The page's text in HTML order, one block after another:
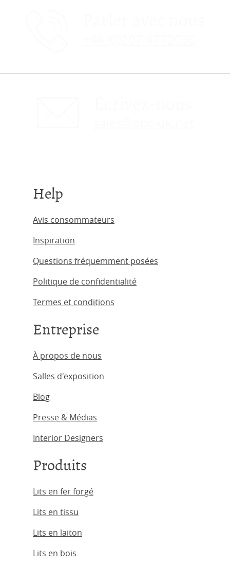
Help
Avis consommateurs
Inspiration
Questions fréquemment posées
Politique de confidentialité
Termes et conditions
Entreprise
À propos de nous
Salles d'exposition
Blog
Presse & Médias
Interior Designers
Produits
Lits en fer forgé
Lits en tissu
Lits en laiton
Lits en bois